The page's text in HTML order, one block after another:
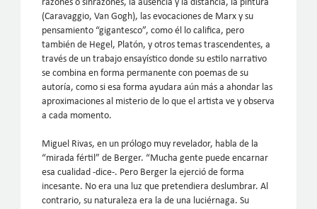
razones o sinrazones, la ausencia y la distancia, la pintura
(Caravaggio, Van Gogh), las evocaciones de Marx y su
pensamiento “gigantesco”, como él lo califica, pero
también de Hegel, Platón, y otros temas trascendentes, a
través de un trabajo ensayístico donde su estilo narrativo
se combina en forma permanente con poemas de su
autoría, como si esa forma ayudara aún más a ahondar las
aproximaciones al misterio de lo que el artista ve y observa
a cada momento.
Miguel Rivas, en un prólogo muy revelador, habla de la
“mirada fértil” de Berger. “Mucha gente puede encarnar
esa cualidad -dice-. Pero Berger la ejerció de forma
incesante. No era una luz que pretendiera deslumbrar. Al
contrario, su naturaleza era la de una luciérnaga. Su